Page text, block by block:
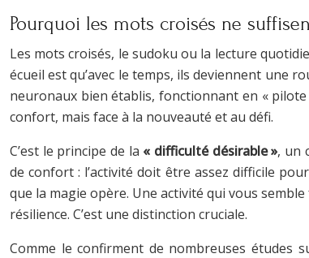
Pourquoi les mots croisés ne
Les mots croisés, le sudoku ou la lecture
écueil est qu’avec le temps, ils deviennent une
neuronaux bien établis, fonctionnant en «
confort, mais face à la nouveauté et au défi.
C’est le principe de la « difficulté désirable », un
de confort : l’activité doit être assez difficile
que la magie opère. Une activité qui vous
résilience. C’est une distinction cruciale.
Comme le confirment de nombreuses études